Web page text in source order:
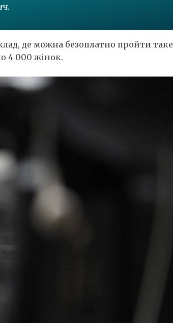
де можна безоплатно пройти таке
4 000 жінок.